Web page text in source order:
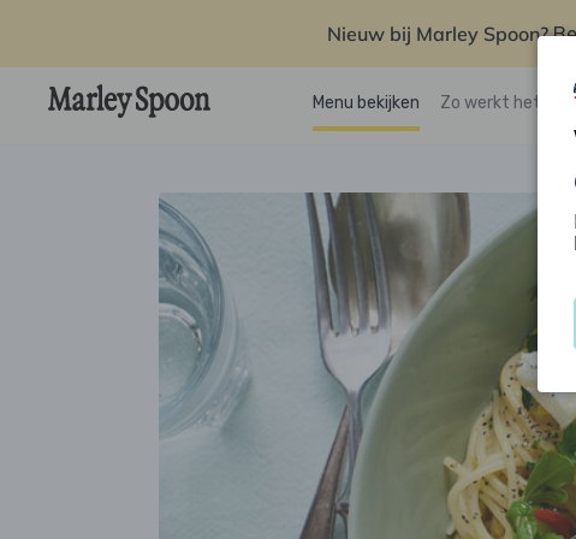
Nieuw bij Marley Spoon?
Menu bekijken Zo werkt het